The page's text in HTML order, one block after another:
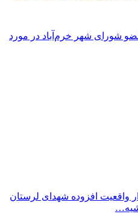
شورای شهر خرم‌آباد در مورد
واقعیت افزوده شهدای لرستان